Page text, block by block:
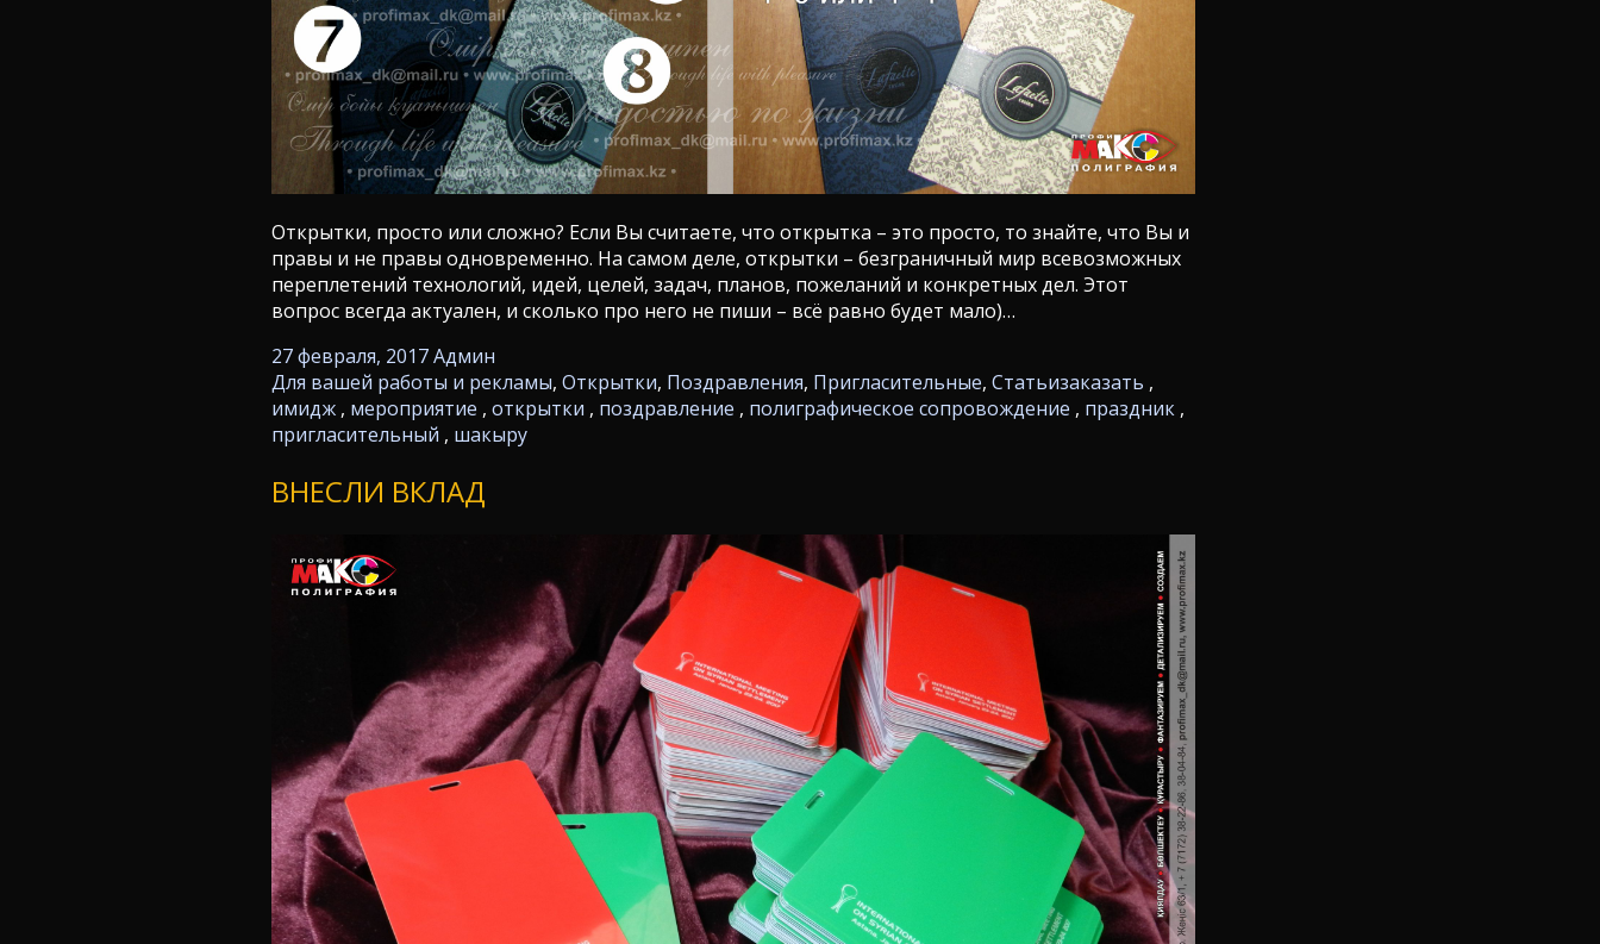
Открытки, просто или сложно? Если Вы считаете, что открытка – это просто, то знайте, что Вы и
правы и не правы одновременно. На самом деле, открытки – безграничный мир всевозможных
переплетений технологий, идей, целей, задач, планов, пожеланий и конкретных дел. Этот
вопрос всегда актуален, и сколько про него не пиши – всё равно будет мало)…
27 февраля, 2017Админ
Для вашей работы и рекламы, Открытки, Поздравления, Пригласительные, Статьизаказать ,
имидж, мероприятие , открытки , поздравление , полиграфическое сопровождение , праздник,
пригласительный , шакыру
ВНЕСЛИ ВКЛАД